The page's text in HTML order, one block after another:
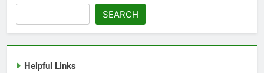
SEARCH
Helpful Links